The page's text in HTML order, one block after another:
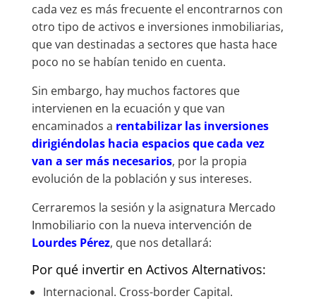
cada vez es más frecuente el encontrarnos con
otro tipo de activos e inversiones inmobiliarias,
que van destinadas a sectores que hasta hace
poco no se habían tenido en cuenta.
Sin embargo, hay muchos factores que
intervienen en la ecuación y que van
encaminados a rentabilizar las inversiones
dirigiéndolas hacia espacios que cada vez
van a ser más necesarios, por la propia
evolución de la población y sus intereses.
Cerraremos la sesión y la asignatura Mercado
Inmobiliario con la nueva intervención de
Lourdes Pérez, que nos detallará:
Por qué invertir en Activos Alternativos:
Internacional. Cross-border Capital.